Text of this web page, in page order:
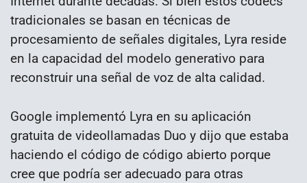
tradicionales se basan en técnicas de
procesamiento de señales digitales, Lyra reside
en la capacidad del modelo generativo para
reconstruir una señal de voz de alta calidad.
Google implementó Lyra en su aplicación
gratuita de videollamadas Duo y dijo que estaba
haciendo el código de código abierto porque
cree que podría ser adecuado para otras